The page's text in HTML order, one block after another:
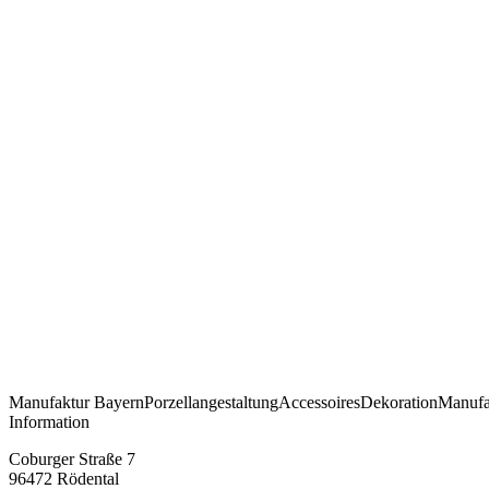
Manufaktur BayernPorzellangestaltungAccessoiresDekoration
Information
Coburger Straße 7
96472 Rödental